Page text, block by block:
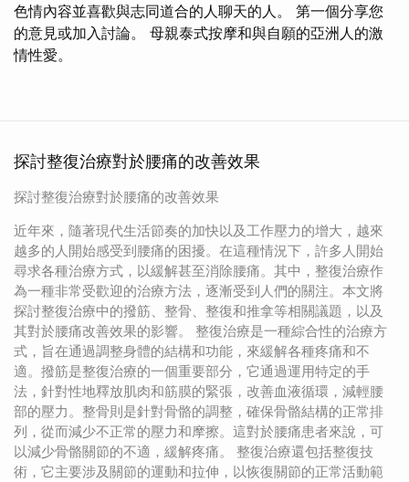
色情內容並喜歡與志同道合的人聊天的人。 第一個分享您
的意見或加入討論。 母親泰式按摩和與自願的亞洲人的激
情性愛。
探討整復治療對於腰痛的改善效果
探討整復治療對於腰痛的改善效果
近年來，隨著現代生活節奏的加快以及工作壓力的增大，越來
越多的人開始感受到腰痛的困擾。在這種情況下，許多人開始
尋求各種治療方式，以緩解甚至消除腰痛。其中，整復治療作
為一種非常受歡迎的治療方法，逐漸受到人們的關注。本文將
探討整復治療中的撥筋、整骨、整復和推拿等相關議題，以及
其對於腰痛改善效果的影響。 整復治療是一種綜合性的治療方
式，旨在通過調整身體的結構和功能，來緩解各種疼痛和不
適。撥筋是整復治療的一個重要部分，它通過運用特定的手
法，針對性地釋放肌肉和筋膜的緊張，改善血液循環，減輕腰
部的壓力。整骨則是針對骨骼的調整，確保骨骼結構的正常排
列，從而減少不正常的壓力和摩擦。這對於腰痛患者來說，可
以減少骨骼關節的不適，緩解疼痛。 整復治療還包括整復技
術，它主要涉及關節的運動和拉伸，以恢復關節的正常活動範